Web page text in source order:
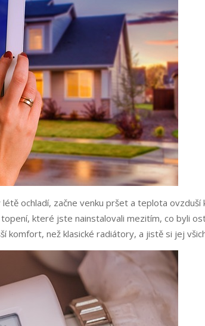
létě ochladí, začne venku pršet a teplota
které jste nainstalovali mezitím, co byli
komfort, než klasické radiátory, a jistě si jej